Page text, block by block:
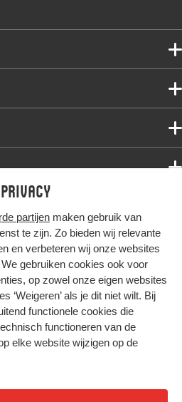
partijen maken gebruik van
te zijn. Zo bieden wij relevante
en verbeteren wij onze websites
gebruiken cookies ook voor
op zowel onze eigen websites
‘Weigeren’ als je dit niet wilt. Bij
functionele cookies die
functioneren van de
elke website wijzigen op de
alles samen